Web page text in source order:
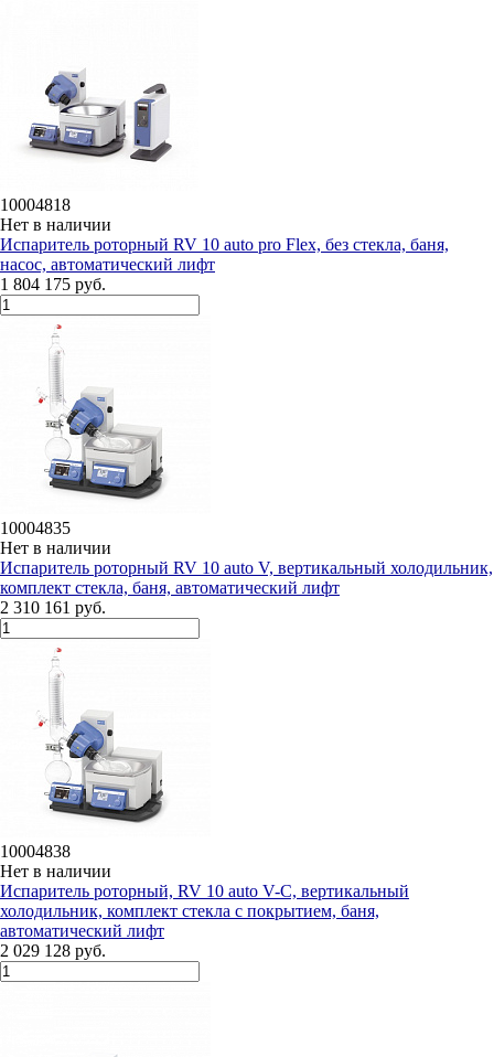
10004818
Нет в наличии
Испаритель роторный RV 10 auto pro Flex, без стекла, баня,
насос, автоматический лифт
1 804 175 руб.
10004835
Нет в наличии
Испаритель роторный RV 10 auto V, вертикальный холодильник,
комплект стекла, баня, автоматический лифт
2 310 161 руб.
10004838
Нет в наличии
Испаритель роторный, RV 10 auto V-С, вертикальный
холодильник, комплект стекла c покрытием, баня,
автоматический лифт
2 029 128 руб.